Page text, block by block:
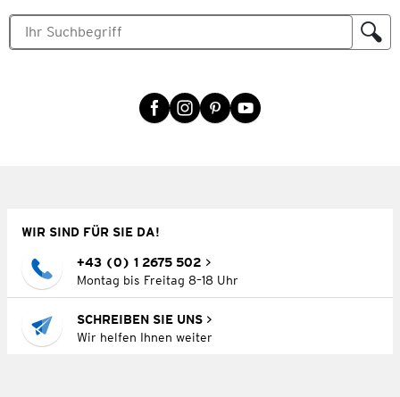
WIR SIND FÜR SIE DA!
+43 (0) 1 2675 502
Montag bis Freitag 8–18 Uhr
SCHREIBEN SIE UNS
Wir helfen Ihnen weiter